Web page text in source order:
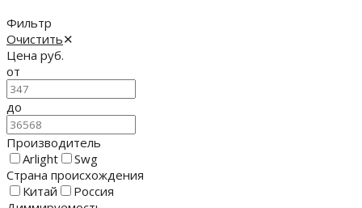
Фильтр
Очистить✕
Цена руб.
от
до
Производитель
Arlight
Swg
Страна происхождения
Китай
Россия